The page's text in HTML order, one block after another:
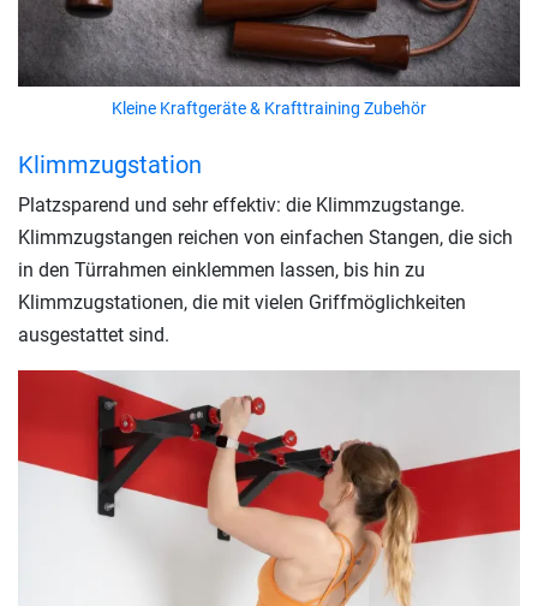
Kleine Kraftgeräte & Krafttraining Zubehör
Klimmzugstation
Platzsparend und sehr effektiv: die Klimmzugstange.
Klimmzugstangen reichen von einfachen Stangen, die sich
in den Türrahmen einklemmen lassen, bis hin zu
Klimmzugstationen, die mit vielen Griffmöglichkeiten
ausgestattet sind.